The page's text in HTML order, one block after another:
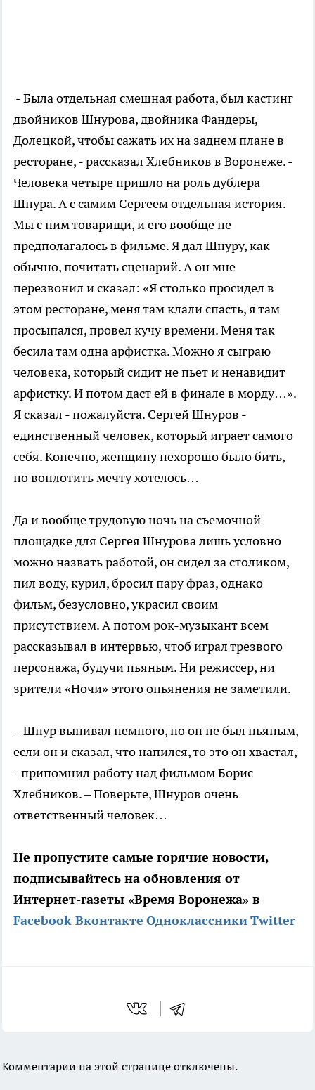
- Была отдельная смешная работа, был кастинг
двойников Шнурова, двойника Фандеры,
Долецкой, чтобы сажать их на заднем плане в
ресторане, - рассказал Хлебников в Воронеже. -
Человека четыре пришло на роль дублера
Шнура. А с самим Сергеем отдельная история.
Мы с ним товарищи, и его вообще не
предполагалось в фильме. Я дал Шнуру, как
обычно, почитать сценарий. А он мне
перезвонил и сказал: «Я столько просидел в
этом ресторане, меня там клали спасть, я там
просыпался, провел кучу времени. Меня так
бесила там одна арфистка. Можно я сыграю
человека, который сидит не пьет и ненавидит
арфистку. И потом даст ей в финале в морду…».
Я сказал - пожалуйста. Сергей Шнуров -
единственный человек, который играет самого
себя. Конечно, женщину нехорошо было бить,
но воплотить мечту хотелось…
Да и вообще трудовую ночь на съемочной
площадке для Сергея Шнурова лишь условно
можно назвать работой, он сидел за столиком,
пил воду, курил, бросил пару фраз, однако
фильм, безусловно, украсил своим
присутствием. А потом рок-музыкант всем
рассказывал в интервью, чтоб играл трезвого
персонажа, будучи пьяным. Ни режиссер, ни
зрители «Ночи» этого опьянения не заметили.
- Шнур выпивал немного, но он не был пьяным,
если он и сказал, что напился, то это он хвастал,
- припомнил работу над фильмом Борис
Хлебников. – Поверьте, Шнуров очень
ответственный человек…
Не пропустите самые горячие новости,
подписывайтесь на обновления от
Интернет-газеты «Время Воронежа» в
Facebook Вконтакте ОдноклассникиTwitter
Комментарии на этой странице отключены.